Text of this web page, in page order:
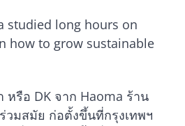
studied long hours on
how to grow sustainable
หรือ DK จาก Haoma ร้าน
วมสมัย ก่อตั้งขึ้นที่กรุงเทพฯ